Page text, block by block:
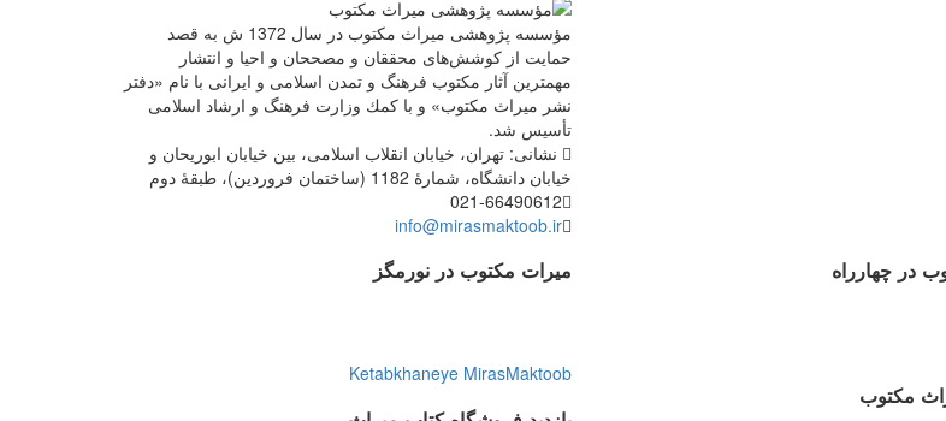
مؤسسه پژوهشی میراث مكتوب در سال 1372 ش به قصد
حمایت از كوشش‌های محققان و مصححان و احیا و انتشار
مهمترین آثار مكتوب فرهنگ و تمدن اسلامی و ایرانی با نام «دفتر
نشر میراث مكتوب» و با كمك وزارت فرهنگ و ارشاد اسلامی
تأسیس شد.
نشانی: تهران، خیابان انقلاب اسلامی، بین خیابان ابوریحان و
خیابان دانشگاه، شمارۀ 1182 (ساختمان فروردین)، طبقۀ دوم
021-66490612
info@mirasmaktoob.ir
در چهارراه
مکتوب
میرات مکتوب در نورمگز
Ketabkhaneye MirasMaktoob